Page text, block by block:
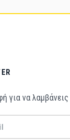
για να